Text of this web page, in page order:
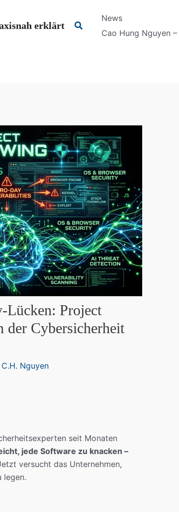
erklärt Suchen
News
Cao Hung Nguyen
Lücken: Project
der Cybersicherheit
C.H. Nguyen
seit Monaten
jede Software zu knacken –
versucht das Unternehmen,
legen.